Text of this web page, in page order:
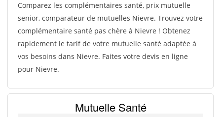
Comparez les complémentaires santé, prix mutuelle
senior, comparateur de mutuelles Nievre. Trouvez votre
complémentaire santé pas chère à Nievre ! Obtenez
rapidement le tarif de votre mutuelle santé adaptée à
vos besoins dans Nievre. Faites votre devis en ligne
pour Nievre.